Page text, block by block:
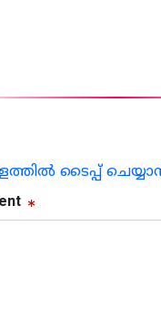
ടൈപ്പ്